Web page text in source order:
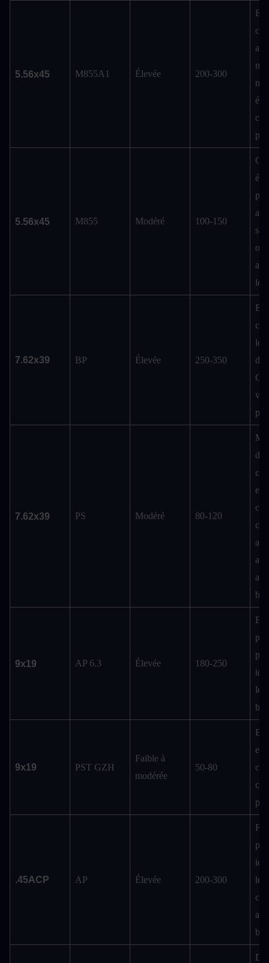
5.56x45 M855A1 Élevée 200-300
5.56x45 M855 Modéré 100-150
ou
7.62x39 BP Élevée 250-350
les
7.62x39 PS Modéré 80-120
9x19 AP 6.3 Élevée 180-250
les
9x19 PST GZH
Faible à
modérée
50-80
.45ACP AP Élevée 200-300
les